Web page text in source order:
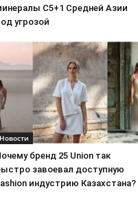
C5+1 Средней Азии
угрозой
Новости
бренд 25 Union так
завоевал доступную
индустрию Казахстана?